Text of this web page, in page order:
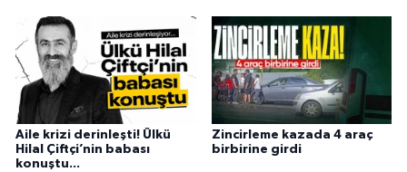
Aile krizi derinleşti! Ülkü
Hilal Çiftçi’nin babası
konuştu...
Zincirleme kazada 4 araç
birbirine girdi